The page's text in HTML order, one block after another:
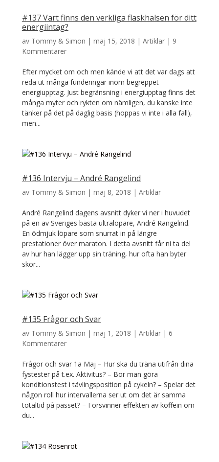
#137 Vart finns den verkliga flaskhalsen för ditt
energiintag?
av Tommy & Simon | maj 15, 2018 | Artiklar| 9
Kommentarer
Efter mycket om och men kände vi att det var dags att
reda ut många funderingar inom begreppet
energiupptag. Just begränsning i energiupptag finns det
många myter och rykten om nämligen, du kanske inte
tänker på det på daglig basis (hoppas vi inte i alla fall),
men...
#136 Intervju – André Rangelind
av Tommy & Simon | maj 8, 2018 | Artiklar
André Rangelind dagens avsnitt dyker vi ner i huvudet
på en av Sveriges bästa ultralöpare, André Rangelind.
En ödmjuk löpare som snurrat in på längre
prestationer över maraton. I detta avsnitt får ni ta del
av hur han lägger upp sin träning, hur ofta han byter
skor...
#135 Frågor och Svar
av Tommy & Simon | maj 1, 2018 | Artiklar| 6
Kommentarer
Frågor och svar 1a Maj – Hur ska du träna utifrån dina
fystester på t.ex. Aktivitus? – Bör man göra
konditionstest i tävlingsposition på cykeln? – Spelar det
någon roll hur intervallerna ser ut om det är samma
totaltid på passet? – Försvinner effekten av koffein om
du...